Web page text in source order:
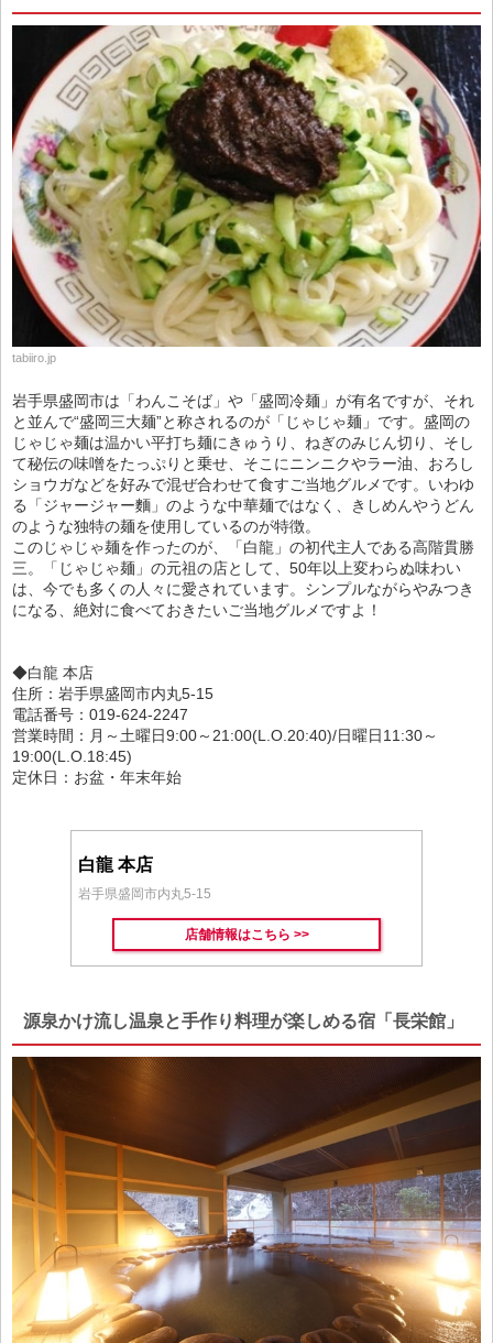
tabiiro.jp
岩手県盛岡市は「わんこそば」や「盛岡冷麺」が有名ですが、それ
と並んで“盛岡三大麺”と称されるのが「じゃじゃ麺」です。盛岡の
じゃじゃ麺は温かい平打ち麺にきゅうり、ねぎのみじん切り、そし
て秘伝の味噌をたっぷりと乗せ、そこにニンニクやラー油、おろし
ショウガなどを好みで混ぜ合わせて食すご当地グルメです。いわゆ
る「ジャージャー麵」のような中華麺ではなく、きしめんやうどん
のような独特の麺を使用しているのが特徴。
このじゃじゃ麺を作ったのが、「白龍」の初代主人である高階貫勝
三。「じゃじゃ麺」の元祖の店として、50年以上変わらぬ味わい
は、今でも多くの人々に愛されています。シンプルながらやみつき
になる、絶対に食べておきたいご当地グルメですよ！
◆白龍 本店
住所：岩手県盛岡市内丸5-15
電話番号：019-624-2247
営業時間：月～土曜日9:00～21:00(L.O.20:40)/日曜日11:30～
19:00(L.O.18:45)
定休日：お盆・年末年始
白龍 本店
岩手県盛岡市内丸5-15
店舗情報はこちら >>
源泉かけ流し温泉と手作り料理が楽しめる宿「長栄館」